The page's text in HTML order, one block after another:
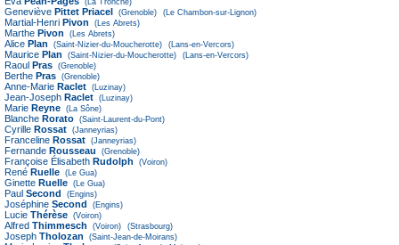
(La Tronche)
Geneviève Pittet Priacel (Grenoble) (Le Chambon-sur-Lignon)
Martial-Henri Pivon (Les Abrets)
Marthe Pivon (Les Abrets)
Alice Plan (Saint-Nizier-du-Moucherotte) (Lans-en-Vercors)
Maurice Plan (Saint-Nizier-du-Moucherotte) (Lans-en-Vercors)
Raoul Pras (Grenoble)
Berthe Pras (Grenoble)
Anne-Marie Raclet (Luzinay)
Jean-Joseph Raclet (Luzinay)
Marie Reyne (La Sône)
Blanche Rorato (Saint-Laurent-du-Pont)
Cyrille Rossat (Janneyrias)
Franceline Rossat (Janneyrias)
Fernande Rousseau (Grenoble)
Françoise Élisabeth Rudolph (Voiron)
René Ruelle (Le Gua)
Ginette Ruelle (Le Gua)
Paul Second (Engins)
Joséphine Second (Engins)
Lucie Thérèse (Voiron)
Alfred Thimmesch (Voiron) (Strasbourg)
Joseph Tholozan (Saint-Jean-de-Moirans)